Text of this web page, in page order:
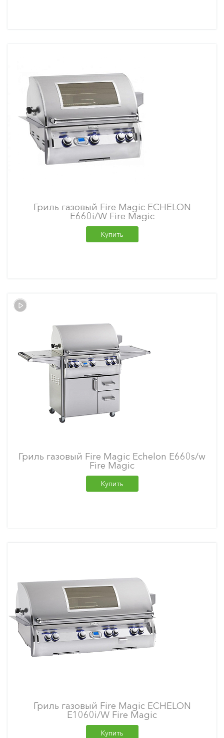
Гриль газовый Fire Magic ECHELON
E660i/W Fire Magic
Купить
Гриль газовый Fire Magic Echelon E660s/w
Fire Magic
Купить
Гриль газовый Fire Magic ECHELON
E1060i/W Fire Magic
Купить